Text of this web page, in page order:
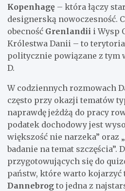
Kopenhagę – która łączy
designerską nowoczesność.
obecność Grenlandii i Wysp
Królestwa Danii – to terytoria
politycznie powiązane z tym
D.
W codziennych rozmowach
często przy okazji tematów
naprawdę jeżdżą do pracy
podatek dochodowy jest
większość nie narzeka” oraz
badanie na temat szczęścia”.
przygotowujących się do
państw, które warto kojarzyć
Dannebrog to jedna z